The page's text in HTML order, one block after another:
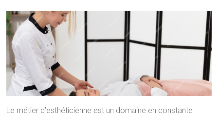
Le métier d’esthéticienne est un domaine en constante